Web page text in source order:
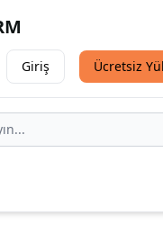
Giriş Ücretsiz